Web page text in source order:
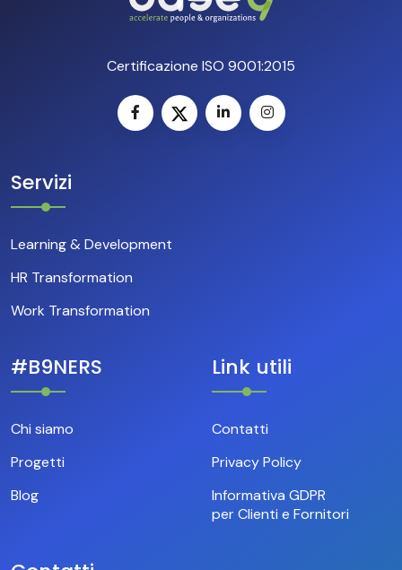
Certificazione ISO 9001:2015
Servizi
Learning & Development
HR Transformation
Work Transformation
#B9NERS
Chi siamo
Progetti
Blog
Link utili
Contatti
Privacy Policy
Informativa GDPR
per Clienti e Fornitori